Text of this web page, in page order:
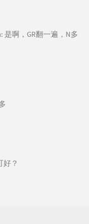
是啊，GR翻一遍，N多
？